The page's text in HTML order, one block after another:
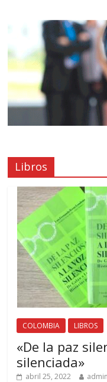
Libros
COLOMBIA LIBROS
«De la paz
silenciada»
abril 25, 2022 admin